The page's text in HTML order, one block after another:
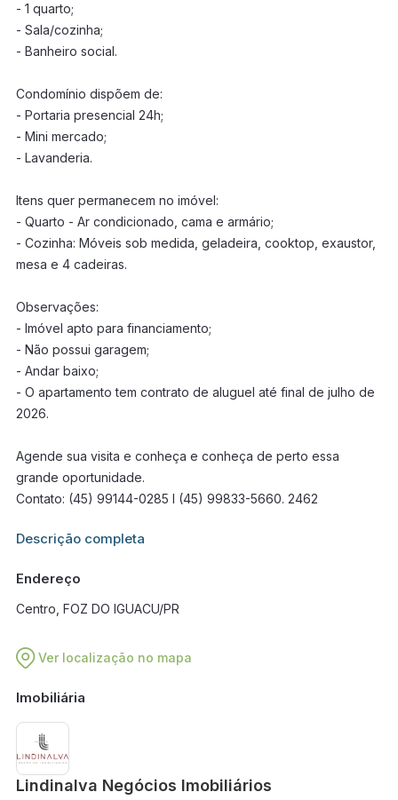
- 1 quarto;
- Sala/cozinha;
- Banheiro social.
Condomínio dispõem de:
- Portaria presencial 24h;
- Mini mercado;
- Lavanderia.
Itens quer permanecem no imóvel:
- Quarto - Ar condicionado, cama e armário;
- Cozinha: Móveis sob medida, geladeira, cooktop, exaustor,
mesa e 4 cadeiras.
Observações:
- Imóvel apto para financiamento;
- Não possui garagem;
- Andar baixo;
- O apartamento tem contrato de aluguel até final de julho de
2026.
Agende sua visita e conheça e conheça de perto essa
grande oportunidade.
Contato: (45) 99144-0285 I (45) 99833-5660. 2462
Informações adicionais sobre este imóvel estarão disponíveis
Descrição completa
Endereço
Centro, FOZ DO IGUACU/PR
Ver localização no mapa
Imobiliária
Lindinalva Negócios Imobiliários